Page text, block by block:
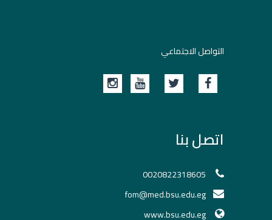
التواصل الاجتماعي
اتصل بنا
0020822318605
fom@med.bsu.edu.eg
www.bsu.edu.eg